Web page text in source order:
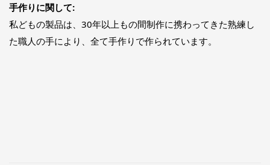
手作りに関して:
私どもの製品は、30年以上もの間制作に携わってきた熟練し
た職人の手により、全て手作りで作られています。